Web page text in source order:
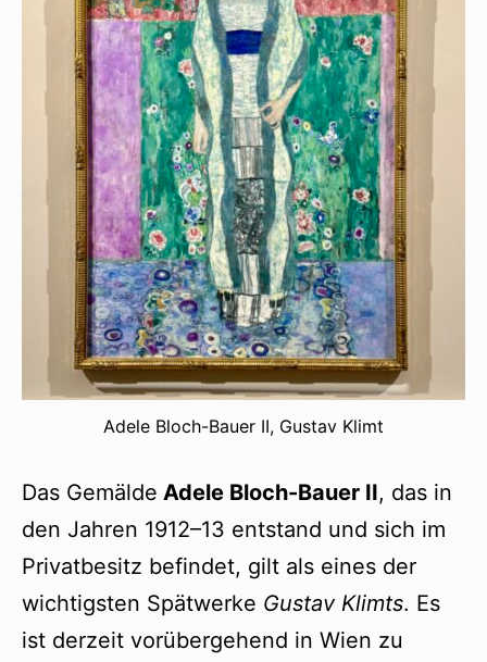
Adele Bloch-Bauer II, Gustav Klimt
Das Gemälde Adele Bloch-Bauer II, das in
den Jahren 1912–13 entstand und sich im
Privatbesitz befindet, gilt als eines der
wichtigsten Spätwerke Gustav Klimts. Es
ist derzeit vorübergehend in Wien zu